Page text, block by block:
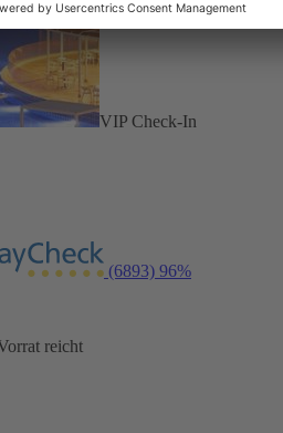
VIP Check-In
(6893) 96%
reicht